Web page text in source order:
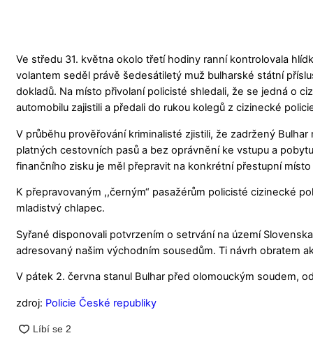
Ve středu 31. května okolo třetí hodiny ranní kontrolovala
volantem seděl právě šedesátiletý muž bulharské státní
dokladů. Na místo přivolaní policisté shledali, že se jedná o
automobilu zajistili a předali do rukou kolegů z cizinecké
V průběhu prověřování kriminalisté zjistili, že zadržený
platných cestovních pasů a bez oprávnění ke vstupu a
finančního zisku je měl přepravit na konkrétní přestupní
K přepravovaným ,,černým“ pasažérům policisté cizinecké
mladistvý chlapec.
Syřané disponovali potvrzením o setrvání na území
adresovaný našim východním sousedům. Ti návrh obratem
V pátek 2. června stanul Bulhar před olomouckým soudem,
zdroj: Policie České republiky